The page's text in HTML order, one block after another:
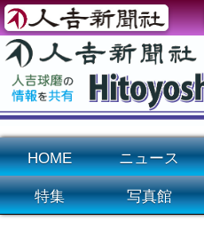
HOME ニュース
特集 写真館